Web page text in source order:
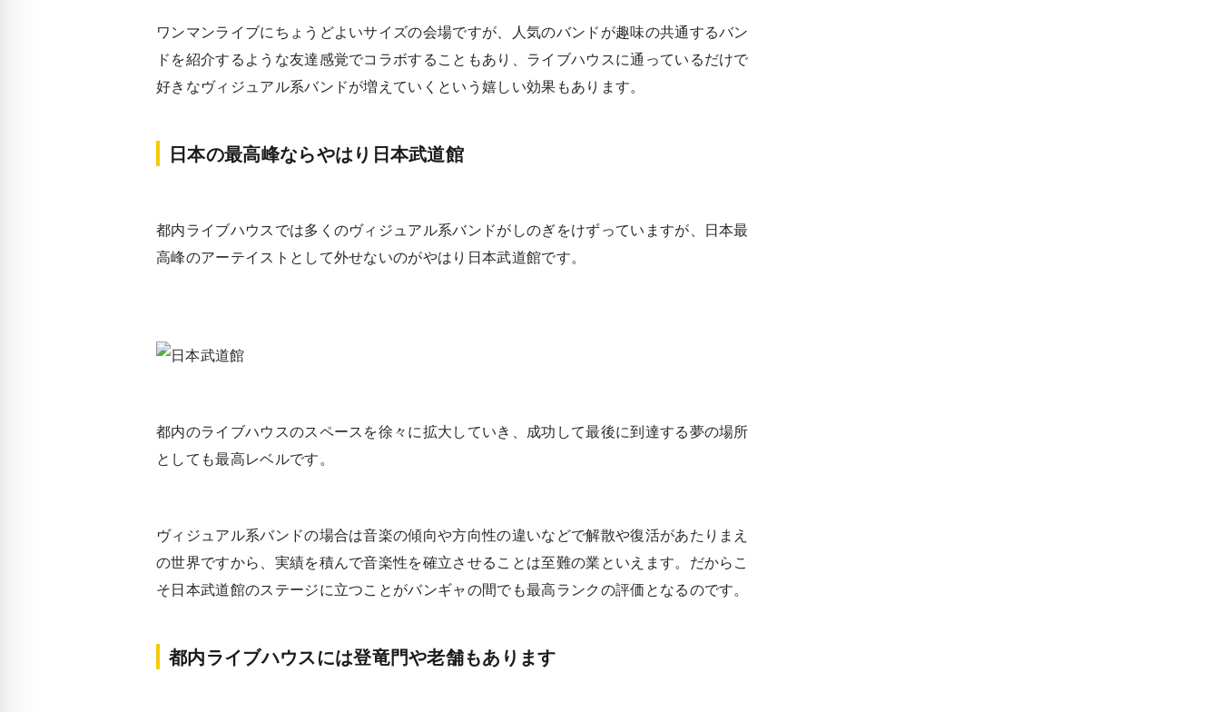
ワンマンライブにちょうどよいサイズの会場ですが、人気のバンドが趣味の共通するバン
ドを紹介するような友達感覚でコラボすることもあり、 ライブハウスに通っているだけで
好きなヴィジュアル系バンドが増えていくという嬉しい効果もあります。
日本の最高峰ならやはり日本武道館
都内ライブハウスでは多くのヴィジュアル系バンドがしのぎをけずっていますが、日本最
高峰のアーテイストとして外せないのがやはり日本武道館です。
都内のライブハウスのスペースを徐々に拡大していき、成功して最後に到達する夢の場所
としても最高レベルです。
ヴィジュアル系バンドの場合は音楽の傾向や方向性の違いなどで解散や復活があたりまえ
の世界ですから、実績を積んで音楽性を確立させることは至難の業といえます。 だからこ
そ日本武道館のステージに立つことがバンギャの間でも最高ランクの評価となるのです。
都内ライブハウスには登竜門や老舗もあります